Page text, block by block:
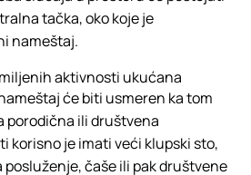
tačka, oko koje je
nameštaj.
aktivnosti ukućana
će biti usmeren ka tom
porodična ili društvena
korisno je imati veći klupski sto,
posluženje, čaše ili pak društvene